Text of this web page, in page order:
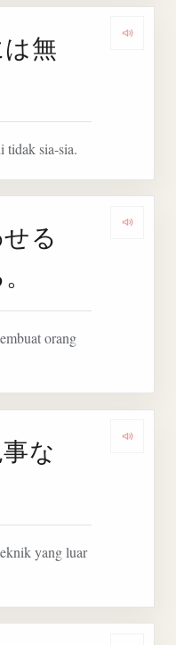
無
tidak sia-sia.
る
orang
な
yang luar